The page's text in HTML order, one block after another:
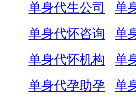
单身代生公司
单
单身代怀咨询
单
单身代怀机构
单
单身代孕助孕
单